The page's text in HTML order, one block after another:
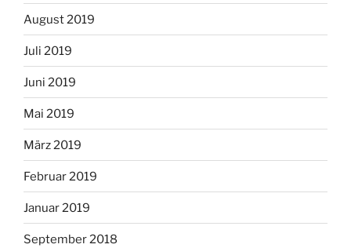
August 2019
Juli 2019
Juni 2019
Mai 2019
März 2019
Februar 2019
Januar 2019
September 2018